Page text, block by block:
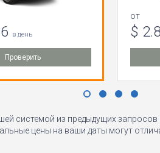
в день
Проверить
от
$
системой из предыдущих
цены на ваши даты могут